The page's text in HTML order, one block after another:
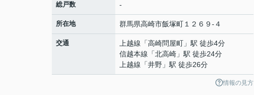
総戸数 -
所在地 群馬県高崎市飯塚町 １２６９-４
交通 上越線 「高崎問屋町 」駅 徒歩4分
信越本線 「北高崎 」駅 徒歩24分
上越線 「井野 」駅 徒歩26分
情報の見方